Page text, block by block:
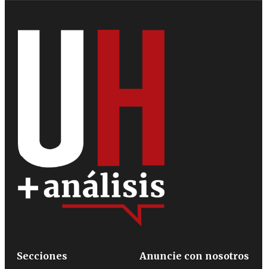
Secciones
Anuncie con nosotros